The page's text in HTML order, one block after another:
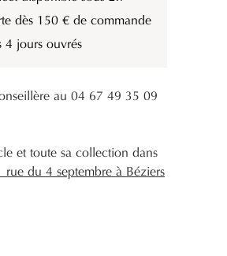
dès 150 € de commande
4 jours ouvrés
au 04 67 49 35 09
et toute sa collection dans
du 4 septembre à Béziers